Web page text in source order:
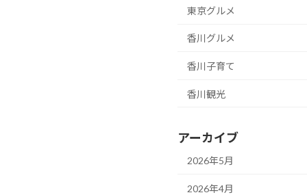
東京グルメ
香川グルメ
香川子育て
香川観光
アーカイブ
2026年5月
2026年4月